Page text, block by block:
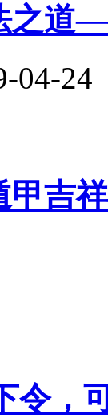
之道
04-24
甲吉
令，